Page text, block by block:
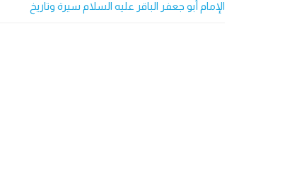
الإمام أبو جعفر الباقر عليه السلام سيرة وتاريخ